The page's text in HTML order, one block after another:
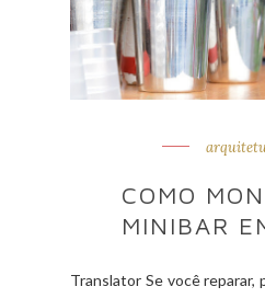
COMO
MINIBAR
Translator Se você reparar,